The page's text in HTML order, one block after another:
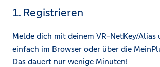
1. Registrieren
Melde dich mit deinem VR-NetKey/Alias
einfach im Browser oder über die
Das dauert nur wenige Minuten!